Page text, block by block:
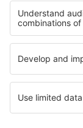
Hotels in Goa
Hotels in West
Hotels aan de
Hotels in Indiana